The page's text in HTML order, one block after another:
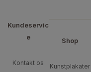
Kundeservic
e
Kontakt os
Shop
Kunstplakater